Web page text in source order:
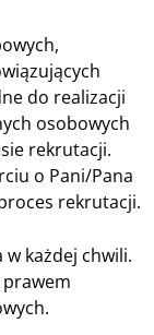
do realizacji
osobowych
rekrutacji.
o Pani/Pana
rekrutacji.
każdej chwili.
prawem